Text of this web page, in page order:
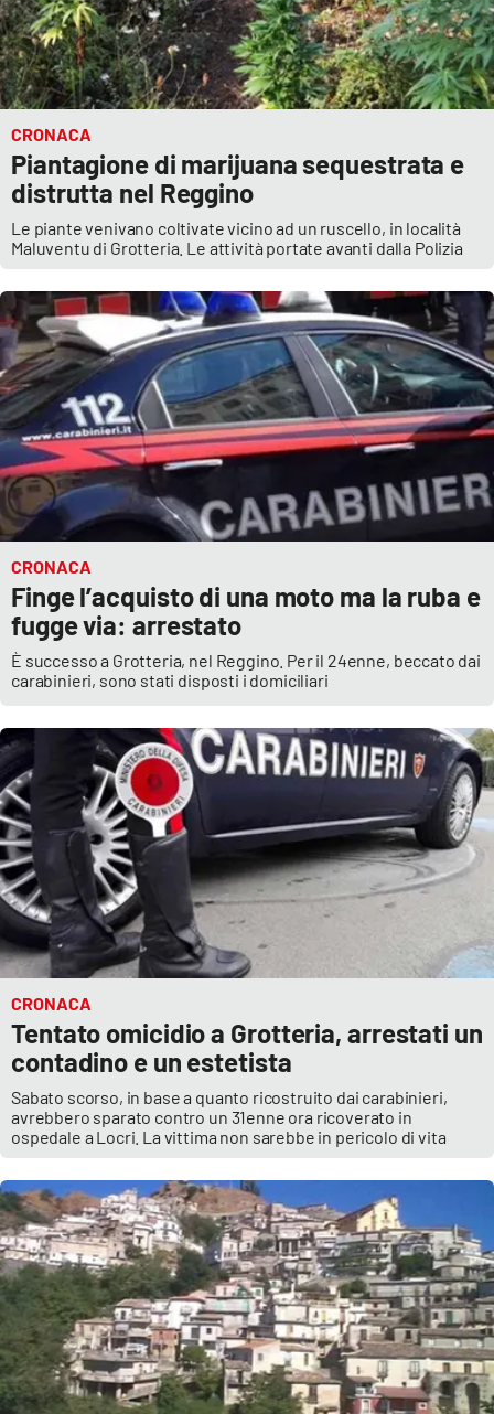
CRONACA
Piantagione di marijuana sequestrata e
distrutta nel Reggino
Le piante venivano coltivate vicino ad un ruscello, in località
Maluventu di Grotteria. Le attività portate avanti dalla Polizia
CRONACA
Finge l’acquisto di una moto ma la ruba e
fugge via: arrestato
È successo a Grotteria, nel Reggino. Per il 24enne, beccato dai
carabinieri, sono stati disposti i domiciliari
CRONACA
Tentato omicidio a Grotteria, arrestati un
contadino e un estetista
Sabato scorso, in base a quanto ricostruito dai carabinieri,
avrebbero sparato contro un 31enne ora ricoverato in
ospedale a Locri. La vittima non sarebbe in pericolo di vita